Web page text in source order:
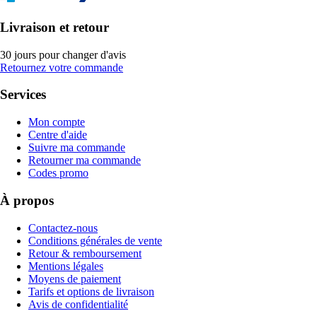
Livraison et retour
30 jours pour changer d'avis
Retournez votre commande
Services
Mon compte
Centre d'aide
Suivre ma commande
Retourner ma commande
Codes promo
À propos
Contactez-nous
Conditions générales de vente
Retour & remboursement
Mentions légales
Moyens de paiement
Tarifs et options de livraison
Avis de confidentialité